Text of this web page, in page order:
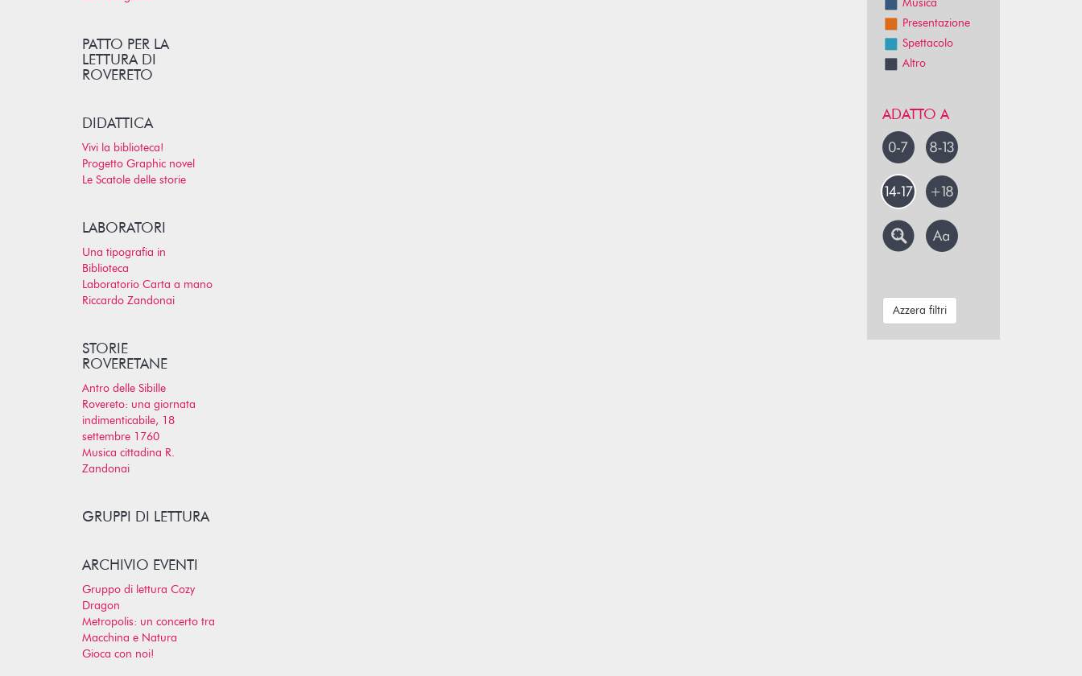
PATTO PER LA
LETTURA DI
ROVERETO
DIDATTICA
Vivi la biblioteca!
Progetto Graphic novel
Le Scatole delle storie
LABORATORI
Una tipografia in
Biblioteca
Laboratorio Carta a mano
Riccardo Zandonai
STORIE
ROVERETANE
Antro delle Sibille
Rovereto: una giornata
indimenticabile, 18
settembre 1760
Musica cittadina R.
Zandonai
GRUPPI DI LETTURA
ARCHIVIO EVENTI
Gruppo di lettura Cozy
Dragon
Metropolis: un concerto tra
Macchina e Natura
Gioca con noi!
Musica
Presentazione
Spettacolo
Altro
ADATTO A
Azzera filtri